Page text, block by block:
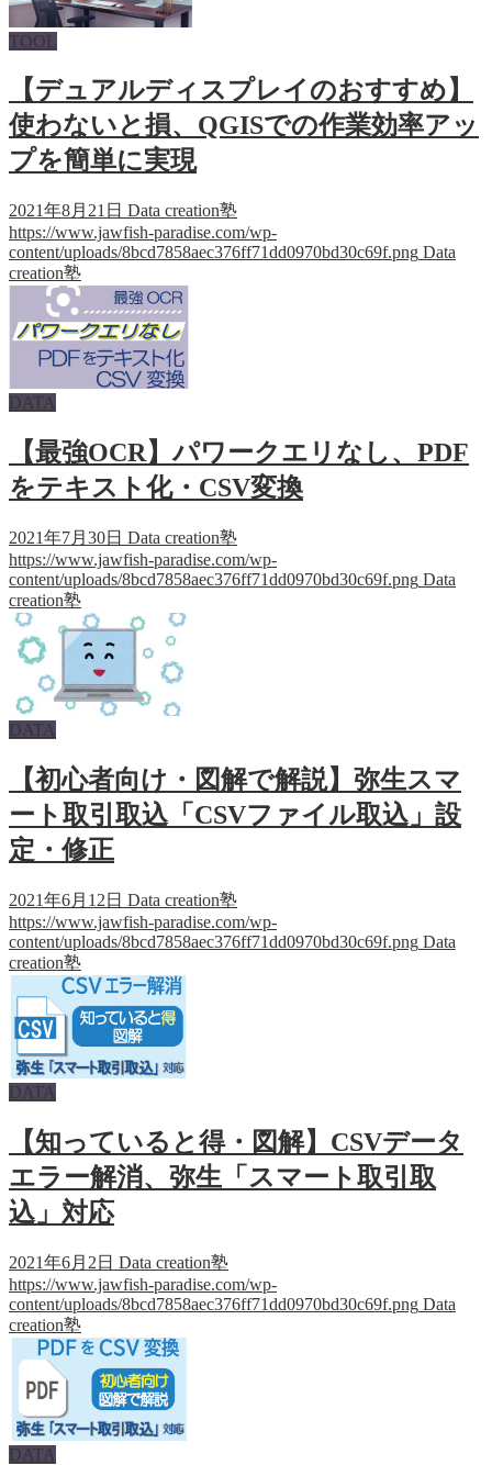
TOOL
【デュアルディスプレイのおすすめ】
使わないと損、QGISでの作業効率アッ
プを簡単に実現
2021年8月21日 Data creation塾
https://www.jawfish-paradise.com/wp-
content/uploads/8bcd7858aec376ff71dd0970bd30c69f.png Data
creation塾
DATA
【最強OCR】パワークエリなし、PDF
をテキスト化・CSV変換
2021年7月30日 Data creation塾
https://www.jawfish-paradise.com/wp-
content/uploads/8bcd7858aec376ff71dd0970bd30c69f.png Data
creation塾
DATA
【初心者向け・図解で解説】弥生スマ
ート取引取込「CSVファイル取込」設
定・修正
2021年6月12日 Data creation塾
https://www.jawfish-paradise.com/wp-
content/uploads/8bcd7858aec376ff71dd0970bd30c69f.png Data
creation塾
DATA
【知っていると得・図解】CSVデータ
エラー解消、弥生「スマート取引取
込」対応
2021年6月2日 Data creation塾
https://www.jawfish-paradise.com/wp-
content/uploads/8bcd7858aec376ff71dd0970bd30c69f.png Data
creation塾
DATA